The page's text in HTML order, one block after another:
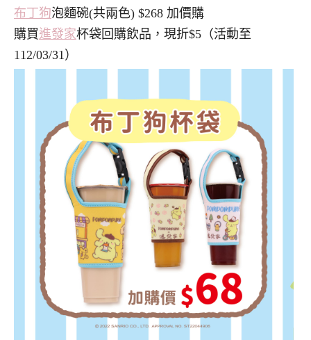
布丁狗泡麵碗(共兩色) $268 加價購
購買進發家杯袋回購飲品，現折$5（活動至
112/03/31）